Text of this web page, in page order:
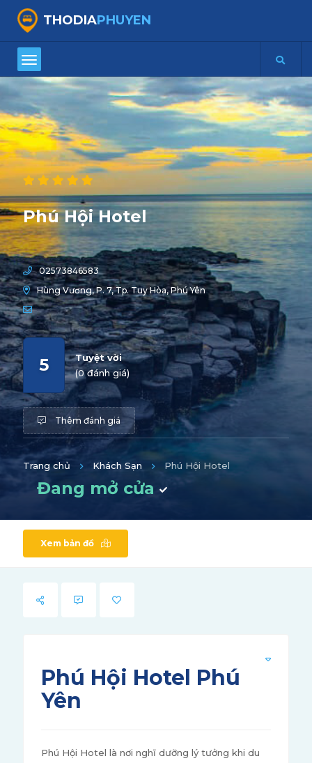
THODIAPHUYEN
Phú Hội Hotel
02573846583
Hùng Vương, P. 7, Tp. Tuy Hòa, Phú Yên
Tuyệt vời
(0 đánh giá)
5
Thêm đánh giá
Trang chủ Khách Sạn Phú Hội Hotel
Đang mở cửa
Xem bản đồ
Phú Hội Hotel Phú
Yên
Phú Hội Hotel là nơi nghĩ dưỡng lý tưởng khi du